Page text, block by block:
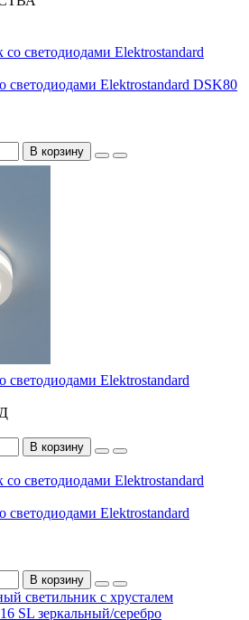
светодиодами Elektrostandard DSK80
В корзину
светодиодами Elektrostandard
В корзину
светодиодами Elektrostandard
В корзину